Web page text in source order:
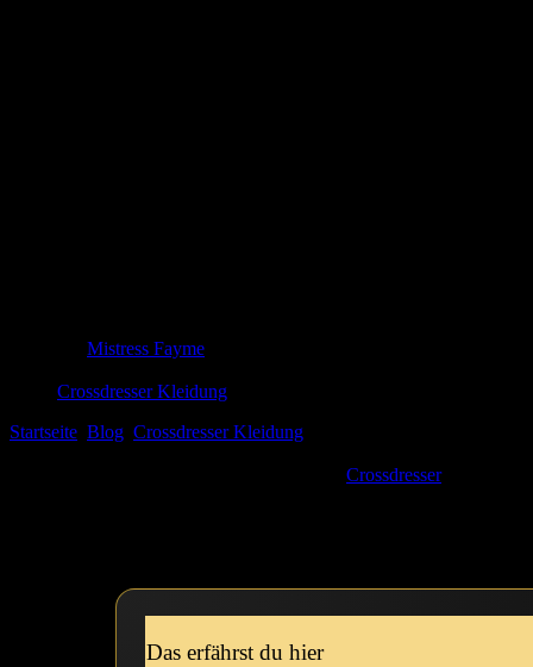
Mistress Fayme
Crossdresser Kleidung
Startseite Blog Crossdresser Kleidung
Crossdresser ist die
Das erfährst du hier